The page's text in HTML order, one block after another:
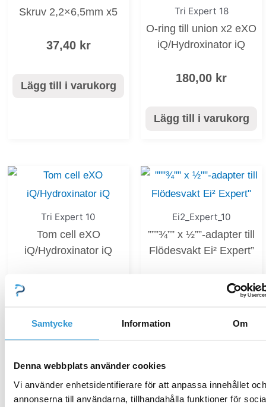
Samtycke Information Om
Denna webbplats använder cookies
Vi använder enhetsidentifierare för att anpassa innehållet och
annonserna till användarna, tillhandahålla funktioner för
Skruv 2,2×6,5mm x5
37,40 kr
Lägg till i varukorg
Tri Expert 18
O-ring till union x2 eXO
iQ/Hydroxinator iQ
180,00 kr
Lägg till i varukorg
Tri Expert 10
Tom cell eXO
iQ/Hydroxinator iQ
Lägg till i varukorg
Ei2_Expert_10
”””¾”” x ½””-adapter till
Flödesvakt Ei² Expert”
Lägg till i varukorg